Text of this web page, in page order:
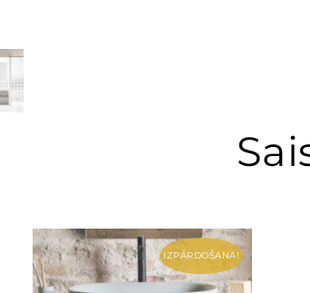
IZPĀRDOŠANA!